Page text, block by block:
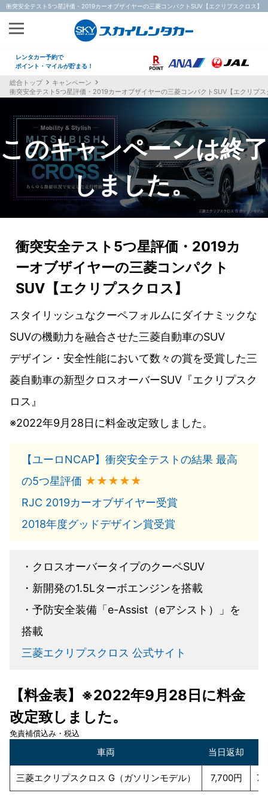
衝突安全テスト5つ星評価・2019カーオブザイヤーの三菱コンパクトSUV【エクリプスクロス】
レンタカー予約で
ポイント・マイルが貯まる！
総合トップ
キャンペーン
衝突安全テスト5つ星評価・2019カーオブザイヤーの三菱コンパクトSUV【エクリプ
衝突安全テスト5つ星評価・2019カ
ーオブザイヤーの三菱コンパクト
SUV【エクリプスクロス】
スタイリッシュなクーペフォルムにダイナミックな
SUVの機動力を融合させた三菱自動車のSUV
デザイン・安全性能において数々の賞を受賞した三
菱自動車の新型クロスオーバーSUV『エクリプスク
ロス』
※2022年9月28日に料金改定致しました。
【ユーロNCAP】衝突安全テストの結果 最高
の5つ星評価 ★★★★★
RJC 2019カーオブザイヤー受賞
2018年度グッドデザイン賞受賞
・クロスオーバータイプのクーペSUV
・新開発の1.5Lターボエンジンを搭載
・予防安全装備「e-Assist（eアシスト）」を
搭載
三菱エクリプスクロス 公式サイト
【料金表】※2022年9月28日に料金
改定致しました。
免責補償込み・税込
車両 当日返却
三菱エクリプスクロス G（ガソリンモデル） 7,700円